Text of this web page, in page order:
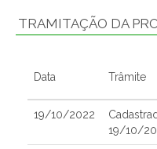
TRAMITAÇÃO DA
Data Trâmite
19/10/2022
19/10/